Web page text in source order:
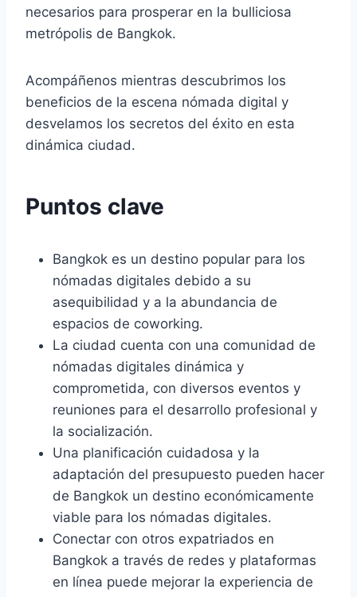
necesarios para prosperar en la bulliciosa
metrópolis de Bangkok.
Acompáñenos mientras descubrimos los
beneficios de la escena nómada digital y
desvelamos los secretos del éxito en esta
dinámica ciudad.
Puntos clave
Bangkok es un destino popular para los
nómadas digitales debido a su
asequibilidad y a la abundancia de
espacios de coworking.
La ciudad cuenta con una comunidad de
nómadas digitales dinámica y
comprometida, con diversos eventos y
reuniones para el desarrollo profesional y
la socialización.
Una planificación cuidadosa y la
adaptación del presupuesto pueden hacer
de Bangkok un destino económicamente
viable para los nómadas digitales.
Conectar con otros expatriados en
Bangkok a través de redes y plataformas
en línea puede mejorar la experiencia de